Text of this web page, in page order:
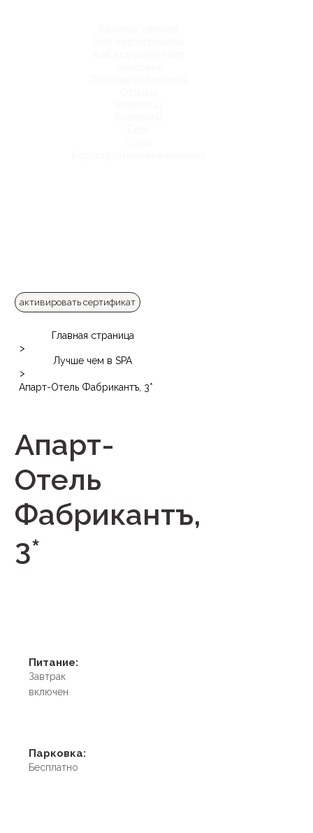
активировать сертификат
Главная страница
>
Лучше чем в SPA
>
Апарт-Отель Фабрикантъ, 3*
Апарт-
Отель
Фабрикантъ,
3*
Питание:
Завтрак
включен
Парковка:
Бесплатно